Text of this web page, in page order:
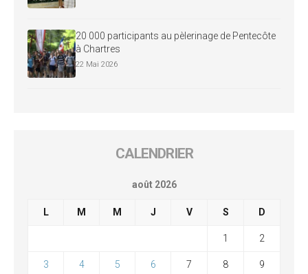
20 000 participants au pèlerinage de Pentecôte
à Chartres
22 Mai 2026
CALENDRIER
août 2026
L M M J V S D
1 2
3 4 5 6 7 8 9